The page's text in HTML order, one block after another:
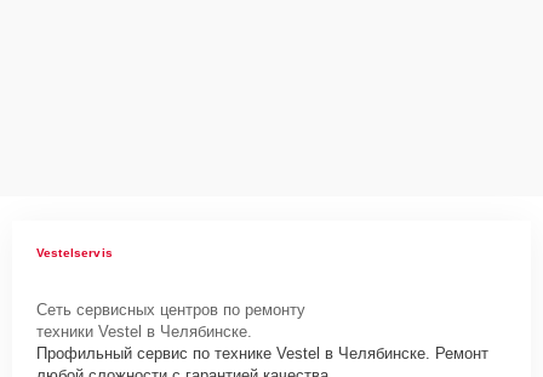
Vestelservis
Сеть сервисных центров по ремонту
техники Vestel в Челябинске.
Профильный сервис по технике Vestel в Челябинске. Ремонт